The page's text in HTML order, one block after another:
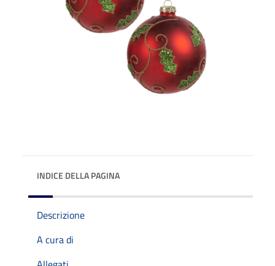
INDICE DELLA PAGINA
Descrizione
A cura di